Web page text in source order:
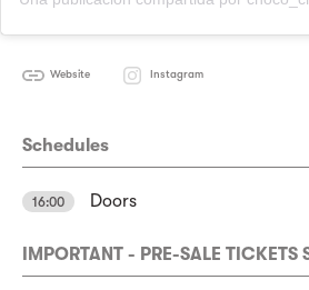
Website Instagram
Schedules
16:00 Doors
IMPORTANT - PRE-SALE TICKETS